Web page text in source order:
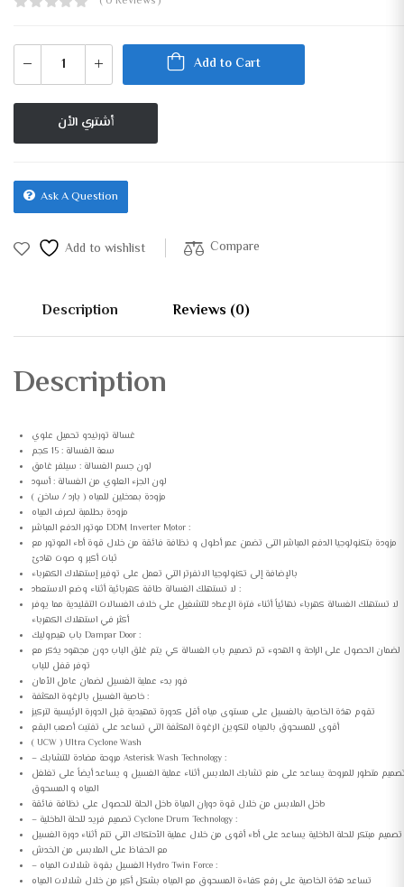
Add to Cart
أشتري الأن
Ask A Question
Add to wishlist Compare
Description Reviews (0)
Description
غسالة تورنيدو تحميل علوي
سعة الغسالة : 15 كجم
لون جسم الغسالة : سيلفر غامق
لون الجزء العلوي من الغسالة : أسود
مزودة بمدخلين للمياه ( بارد / ساخن )
مزودة بطلمبة لصرف المياه
موتور الدفع المباشر DDM Inverter Motor :
مزودة بتكنولوجيا الدفع المباشر التى تضمن عمر أطول و نظافة فائقة من خلال قوة أداء الموتور مع
ثبات أكبر و صوت هادئ
بالإضافة إلى تكنولوجيا الانفرتر التي تعمل على توفير إستهلاك الكهرباء
لا تستهلك الغسالة طاقة كهربائية أثناء وضع الاستعداد :
لا تستهلك الغسالة كهرباء نهائياً أثناء فترة الإعداد للتشغيل على خلاف الغسالات التقليدية مما يوفر
أكثر في استهلاك الكهرباء
باب هيدروليك Dampar Door :
لضمان الحصول على الراحة و الهدوء تم تصميم باب الغسالة كي يتم غلق الباب دون مجهود يذكر مع
توفر قفل للباب
فور بدء عملية الغسيل لضمان عامل الأمان
خاصية الغسيل بالرغوة المكثفة :
تقوم هذة الخاصية بالغسيل على مستوى مياه أقل كدورة تمهيدية قبل الدورة الرئيسية لتركيز
أقوى للمسحوق بالمياه لتكوين الرغوة المكثفة التي تساعد على تفتيت أصعب البقع
( UCW ) Ultra Cyclone Wash
– مروحة مضادة للتشابك Asterisk Wash Technology :
متطور للمروحة يساعد على منع تشابك الملابس أثناء عملية الغسيل و يساعد أيضاً على تغلغل
المياه و المسحوق
داخل الملابس من خلال قوة دوران المياة داخل الحلة للحصول على نظافة فائقة
– تصميم فريد للحلة الداخلية Cyclone Drum Technology :
تصميم مبتكر للحلة الداخلية يساعد على أداء أقوى من خلال عملية الأحتكاك التي تتم أثناء دورة الغسيل
مع الحفاظ على الملابس من الخدش
– الغسيل بقوة شلالات المياه Hydro Twin Force :
تساعد هذة الخاصية على رفع كفاءة المسحوق مع المياه بشكل أكبر من خلال شلالات المياه